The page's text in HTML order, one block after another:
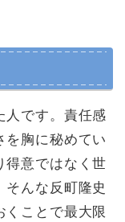
人です。責任感
を胸に秘めてい
得意ではなく世
そんな反町隆史
くことで最大限